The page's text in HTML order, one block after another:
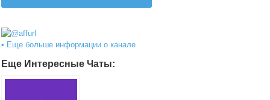
• Еще больше информации о канале
Еще Интересные Чаты: